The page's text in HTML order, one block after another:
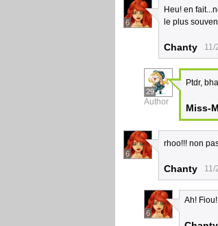
6
Heu! en
le plus
Chanty 11/
29
Author
Ptdr,
Miss-M
6
rhoo!!! non
Chanty 11/
6
Ah!